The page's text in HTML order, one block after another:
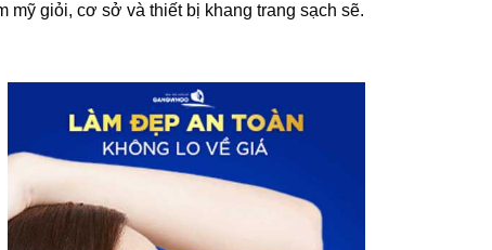
mỹ giỏi, cơ sở và thiết bị khang trang sạch sẽ.